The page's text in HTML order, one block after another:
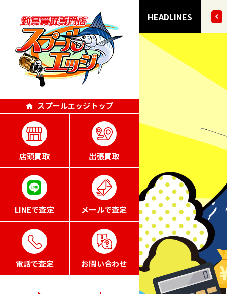
スプールエッジトップ
店頭買取 出張買取
LINEで査定 メールで査定
電話で査定 お問い合わせ
HEADLINES
点掲載いたしました!!